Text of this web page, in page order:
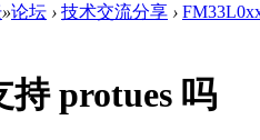
»论坛 › 技术交流分享 ›
持 protues 吗